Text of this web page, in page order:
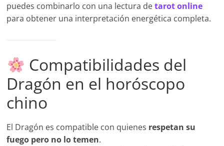
puedes combinarlo con una lectura detarot online
para obtener una interpretación energética completa.
Compatibilidades del
Dragón en el horóscopo
chino
El Dragón es compatible con quienes respetan su
fuego pero no lo temen.